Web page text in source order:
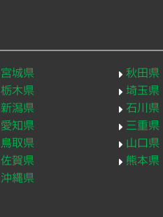
宮城県
秋田県
栃木県
埼玉県
新潟県
石川県
愛知県
三重県
鳥取県
山口県
佐賀県
熊本県
沖縄県